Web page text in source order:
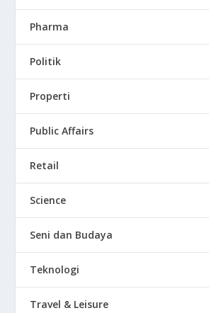
Pharma
Politik
Properti
Public Affairs
Retail
Science
Seni dan Budaya
Teknologi
Travel & Leisure